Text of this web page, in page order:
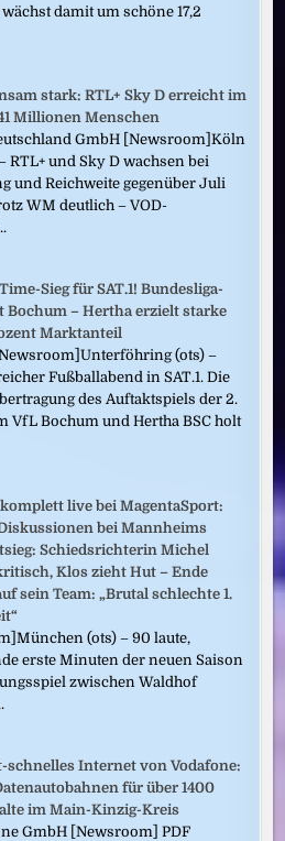
damit um schöne 17,2
stark: RTL+ Sky D erreicht im
Millionen Menschen
GmbH [Newsroom]Köln
RTL+ und Sky D wachsen bei
und Reichweite gegenüber Juli
WM deutlich – VOD-
Sieg für SAT.1! Bundesliga-
Bochum – Hertha erzielt starke
Marktanteil
(ots) –
Fußballabend in SAT.1. Die
des Auftaktspiels der 2.
VfL Bochum und Hertha BSC holt
komplett live bei MagentaSport:
bei Mannheims
Schiedsrichterin Michel
Klos zieht Hut – Ende
sein Team: „Brutal schlechte 1.
(ots) – 90 laute,
erste Minuten der neuen Saison
zwischen Waldhof
schnelles Internet von Vodafone:
für über 1400
im Main-Kinzig-Kreis
GmbH [Newsroom] PDF